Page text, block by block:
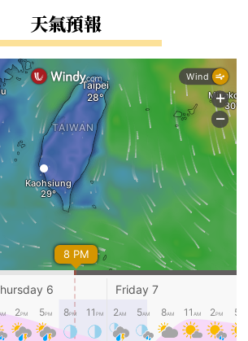
天氣預報